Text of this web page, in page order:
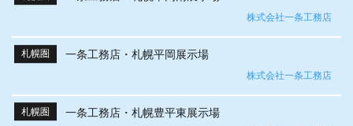
株式会社一条工務店
札幌圏 一条工務店・札幌平岡展示場
株式会社一条工務店
札幌圏 一条工務店・札幌豊平東展示場